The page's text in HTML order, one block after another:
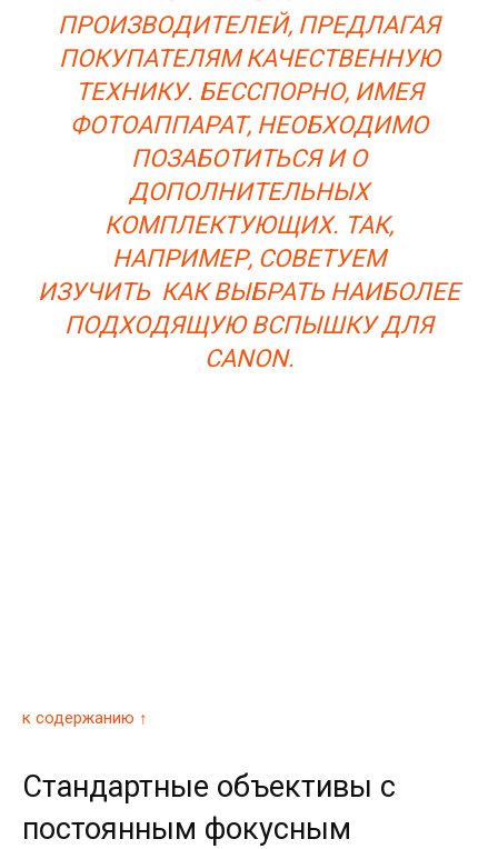
ПРОИЗВОДИТЕЛЕЙ, ПРЕДЛАГАЯ
ПОКУПАТЕЛЯМ КАЧЕСТВЕННУЮ
ТЕХНИКУ. БЕССПОРНО, ИМЕЯ
ФОТОАППАРАТ, НЕОБХОДИМО
ПОЗАБОТИТЬСЯ И О
ДОПОЛНИТЕЛЬНЫХ
КОМПЛЕКТУЮЩИХ. ТАК,
НАПРИМЕР, СОВЕТУЕМ
ИЗУЧИТЬ КАК ВЫБРАТЬ НАИБОЛЕЕ
ПОДХОДЯЩУЮ ВСПЫШКУ ДЛЯ
CANON.
к содержанию ↑
Стандартные объективы с
постоянным фокусным